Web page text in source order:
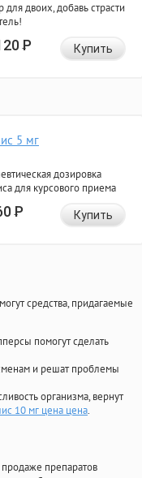
для двоих, добавь страсти
Р Купить
5 мг
дозировка
для курсового приема
Р Купить
средства, придагаемые
помогут сделать
и решат проблемы
организма, вернут
10 мг цена цена.
препаратов